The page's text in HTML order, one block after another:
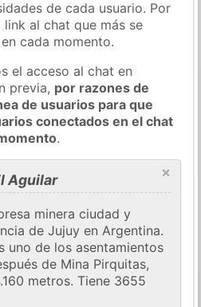
de cada usuario. Por
al chat que más se
cada momento.
el acceso al chat en
previa, por razones de
de usuarios para que
conectados en el chat
.
×
Aguilar
minera ciudad y
de Jujuy en Argentina.
uno de los asentamientos
de Mina Pirquitas,
metros. Tiene 3655